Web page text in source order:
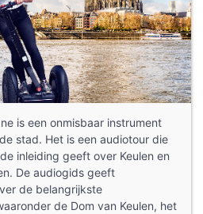
is een onmisbaar instrument
stad. Het is een audiotour die
inleiding geeft over Keulen en
De audiogids geeft
de belangrijkste
de Dom van Keulen, het